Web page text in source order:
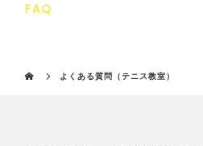
FAQ
よくある質問（テニス教室）